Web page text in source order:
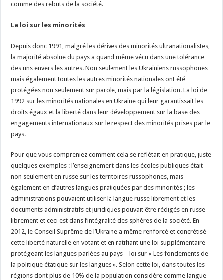
comme des rebuts de la société.
La loi sur les minorités
Depuis donc 1991, malgré les dérives des minorités ultranationalistes,
la majorité absolue du pays a quand même vécu dans une tolérance
des uns envers les autres. Non seulement les Ukrainiens russophones
mais également toutes les autres minorités nationales ont été
protégées non seulement sur parole, mais par la législation. La loi de
1992 sur les minorités nationales en Ukraine qui leur garantissait les
droits égaux et la liberté dans leur développement sur la base des
engagements internationaux sur le respect des minorités prises par le
pays.
Pour que vous compreniez comment cela se reflétait en pratique, juste
quelques exemples : l’enseignement dans les écoles publiques était
non seulement en russe sur les territoires russophones, mais
également en d’autres langues pratiquées par des minorités ; les
administrations pouvaient utiliser la langue russe librement et les
documents administratifs et juridiques pouvait être rédigés en russe
librement et ceci est dans l’intégralité des sphères de la société. En
2012, le Conseil Suprême de l’Ukraine a même renforcé et concrétisé
cette liberté naturelle en votant et en ratifiant une loi supplémentaire
protégeant les langues parlées au pays – loi sur « Les fondements de
la politique étatique sur les langues ». Selon cette loi, dans toutes les
régions dont plus de 10% de la population considère comme langue